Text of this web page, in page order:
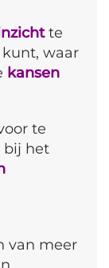
te
waar
kansen
te
het
van meer